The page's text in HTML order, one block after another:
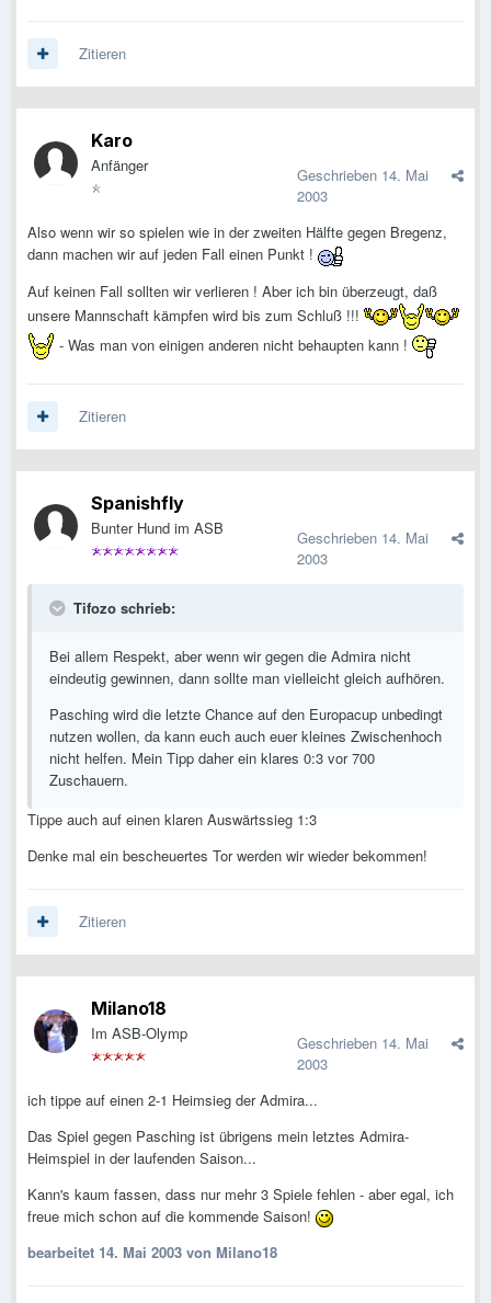
Zitieren
Karo
Anfänger Geschrieben 14. Mai
2003
Also wenn wir so spielen wie in der zweiten Hälfte gegen Bregenz,
dann machen wir auf jeden Fall einen Punkt !
Auf keinen Fall sollten wir verlieren ! Aber ich bin überzeugt, daß
unsere Mannschaft kämpfen wird bis zum Schluß !!!
- Was man von einigen anderen nicht behaupten kann !
Zitieren
Spanishfly
Bunter Hund im ASB Geschrieben 14. Mai
2003
Tifozo schrieb:
Bei allem Respekt, aber wenn wir gegen die Admira nicht
eindeutig gewinnen, dann sollte man vielleicht gleich aufhören.
Pasching wird die letzte Chance auf den Europacup unbedingt
nutzen wollen, da kann euch auch euer kleines Zwischenhoch
nicht helfen. Mein Tipp daher ein klares 0:3 vor 700
Zuschauern.
Tippe auch auf einen klaren Auswärtssieg 1:3
Denke mal ein bescheuertes Tor werden wir wieder bekommen!
Zitieren
Milano18
Im ASB-Olymp Geschrieben 14. Mai
2003
ich tippe auf einen 2-1 Heimsieg der Admira...
Das Spiel gegen Pasching ist übrigens mein letztes Admira-
Heimspiel in der laufenden Saison...
Kann's kaum fassen, dass nur mehr 3 Spiele fehlen - aber egal, ich
freue mich schon auf die kommende Saison!
bearbeitet 14. Mai 2003 von Milano18